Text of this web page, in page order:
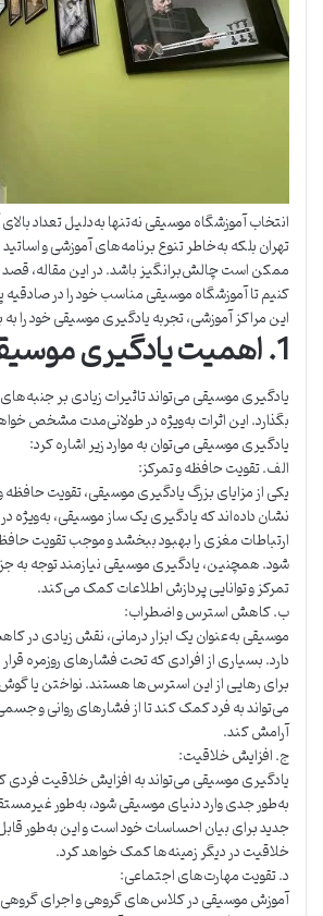
انتخاب آموزشگاه موسیقی نه‌تنها به‌دلیل تعداد
تهران بلکه به‌خاطر تنوع برنامه‌های آموزشی و
ممکن است چالش‌برانگیز باشد. در این مقاله،
کنیم تا آموزشگاه موسیقی مناسب خود را در صادقیه
این مراکز آموزشی، تجربه یادگیری موسیقی خود را
1. اهمیت یادگیری موسیقی
یادگیری موسیقی می‌تواند تاثیرات زیادی بر
بگذارد. این اثرات به‌ویژه در طولانی‌مدت مشخص
یادگیری موسیقی می‌توان به موارد زیر اشاره کرد:
الف. تقویت حافظه و تمرکز:
یکی از مزایای بزرگ یادگیری موسیقی، تقویت
نشان داده‌اند که یادگیری یک ساز موسیقی، به‌ویژه
ارتباطات مغزی را بهبود ببخشد و موجب تقویت
شود. همچنین، یادگیری موسیقی نیازمند توجه به
تمرکز و توانایی پردازش اطلاعات کمک می‌کند.
ب. کاهش استرس و اضطراب:
موسیقی به‌عنوان یک ابزار درمانی، نقش زیادی در
دارد. بسیاری از افرادی که تحت فشارهای روزمره قرار
برای رهایی از این استرس‌ها هستند. نواختن یا
می‌تواند به فرد کمک کند تا از فشارهای روانی و
آرامش کند.
ج. افزایش خلاقیت:
یادگیری موسیقی می‌تواند به افزایش خلاقیت
به‌طور جدی وارد دنیای موسیقی شود، به‌طور
جدید برای بیان احساسات خود است و این به‌طور
خلاقیت در دیگر زمینه‌ها کمک خواهد کرد.
د. تقویت مهارت‌های اجتماعی:
آموزش موسیقی در کلاس‌های گروهی و اجرای گروهی